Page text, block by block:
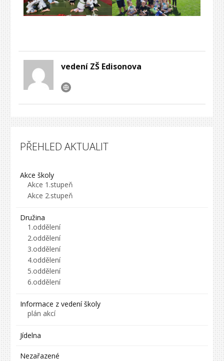
vedení ZŠ Edisonova
PŘEHLED AKTUALIT
Akce školy
Akce 1.stupeň
Akce 2.stupeň
Družina
1.oddělení
2.oddělení
3.oddělení
4.oddělení
5.oddělení
6.oddělení
Informace z vedení školy
plán akcí
Jídelna
Nezařazené